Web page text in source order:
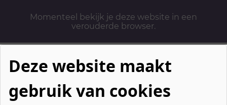
Momenteel bekijk je deze website in een
verouderde browser.
Mbo-opleidingen
Deze website maakt
gebruik van cookies